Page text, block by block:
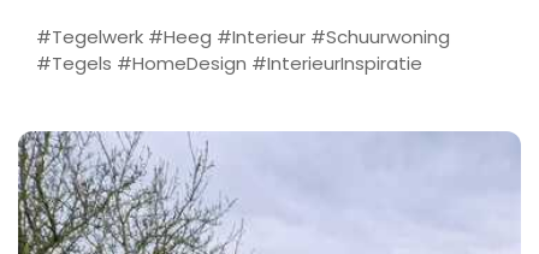
#Tegelwerk #Heeg #Interieur #Schuurwoning
#Tegels #HomeDesign #InterieurInspiratie